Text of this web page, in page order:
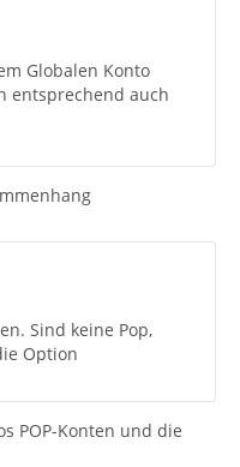
Globalen Konto
entsprechend auch
Sind keine Pop,
Option
POP-Konten und die